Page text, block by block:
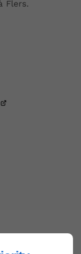
Flers.